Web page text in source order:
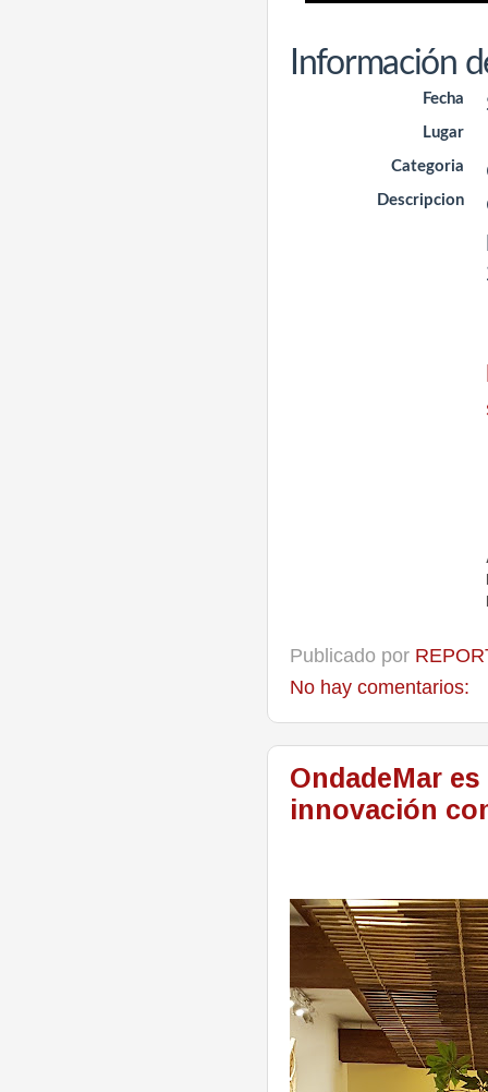
Información
Fecha
Lugar
Categoria
Descripcion
Publicado por
No hay comentarios:
OndadeMar
innovación